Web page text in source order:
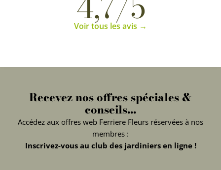
Voir tous les avis →
Recevez nos offres spéciales &
conseils...
Accédez aux offres web Ferriere Fleurs réservées à nos
membres :
Inscrivez-vous au club des jardiniers en ligne !